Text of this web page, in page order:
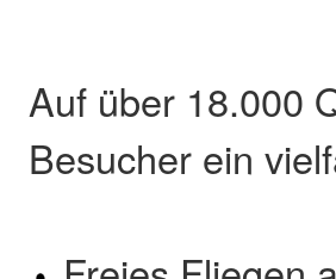
Auf über 18.000
Besucher ein